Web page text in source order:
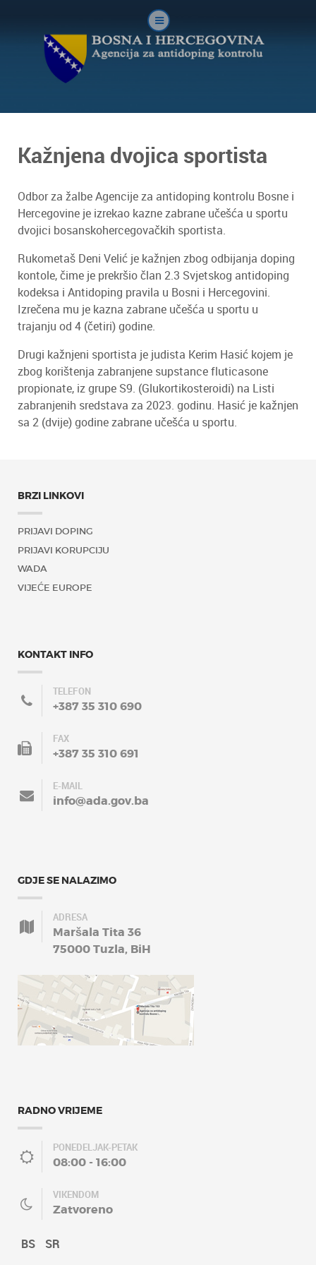
Kažnjena dvojica sportista
Odbor za žalbe Agencije za antidoping kontrolu Bosne i
Hercegovine je izrekao kazne zabrane učešća u sportu
dvojici bosanskohercegovačkih sportista.
Rukometaš Deni Velić je kažnjen zbog odbijanja doping
kontole, čime je prekršio član 2.3 Svjetskog antidoping
kodeksa i Antidoping pravila u Bosni i Hercegovini.
Izrečena mu je kazna zabrane učešća u sportu u
trajanju od 4 (četiri) godine.
Drugi kažnjeni sportista je judista Kerim Hasić kojem je
zbog korištenja zabranjene supstance fluticasone
propionate, iz grupe S9. (Glukortikosteroidi) na Listi
zabranjenih sredstava za 2023. godinu. Hasić je kažnjen
sa 2 (dvije) godine zabrane učešća u sportu.
BRZI LINKOVI
PRIJAVI DOPING
PRIJAVI KORUPCIJU
WADA
VIJEĆE EUROPE
KONTAKT INFO
TELEFON
+387 35 310 690
FAX
+387 35 310 691
E-MAIL
info@ada.gov.ba
GDJE SE NALAZIMO
ADRESA
Maršala Tita 36
75000 Tuzla, BiH
RADNO VRIJEME
PONEDELJAK-PETAK
08:00 - 16:00
VIKENDOM
Zatvoreno
BS SR